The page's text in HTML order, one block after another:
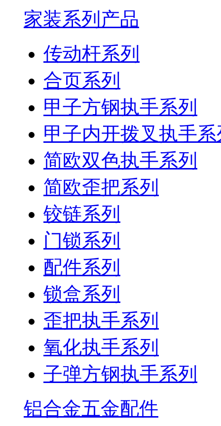
家装系列产品
传动杆系列
合页系列
甲子方钢执手系列
甲子内开拨叉执手系
简欧双色执手系列
简欧歪把系列
铰链系列
门锁系列
配件系列
锁盒系列
歪把执手系列
氧化执手系列
子弹方钢执手系列
铝合金五金配件